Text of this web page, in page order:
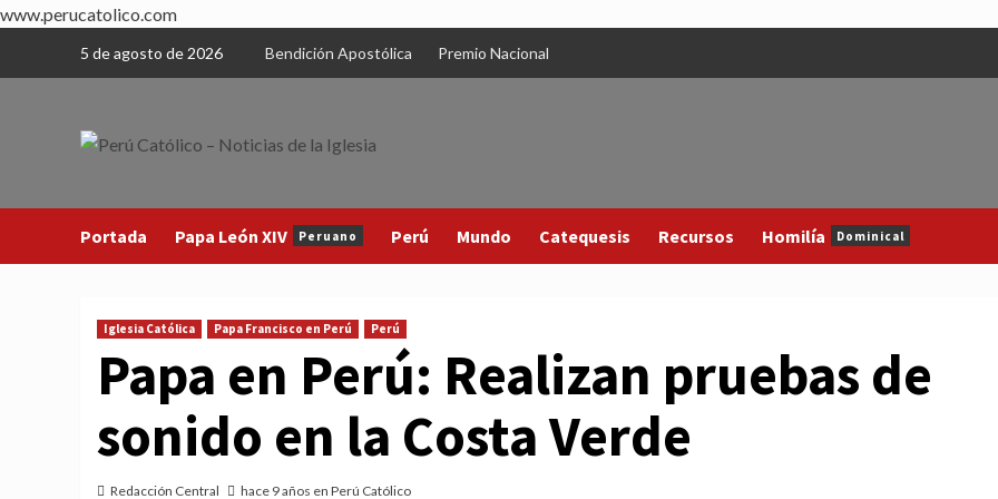
www.perucatolico.com
5 de agosto de 2026 Bendición Apostólica Premio Nacional
Portada Papa León XIV Peruano Perú Mundo Catequesis Recursos Homilía Dominical
Iglesia Católica Papa Francisco en Perú Perú
Papa en Perú: Realizan pruebas de
sonido en la Costa Verde
Redacción Central hace 9 años en Perú Católico